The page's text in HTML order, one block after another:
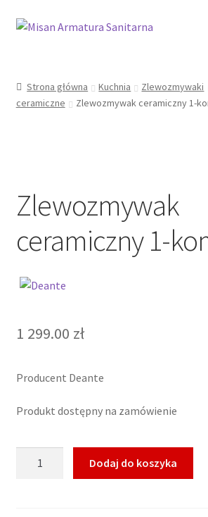
Przejdź
Przejdź
Moje konto
Strona główna Kuchnia Zlewozmywaki
ceramiczne
Zlewozmywak ceramiczny 1-
Zlewozmywak
ceramiczny 1-
1 299.00 zł
Producent Deante
Produkt dostępny na zamówienie
Dodaj do koszyka